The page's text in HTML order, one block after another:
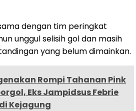
dengan tim peringkat
unggul selisih gol dan masih
yang belum dimainkan.
Rompi Tahanan Pink
Eks Jampidsus Febrie
Kejagung